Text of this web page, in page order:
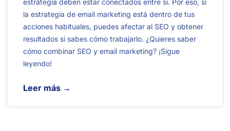
estrategia deben estar conectados entre sí. Por eso, si
la estrategia de email marketing está dentro de tus
acciones habituales, puedes afectar al SEO y obtener
resultados si sabes cómo trabajarlo. ¿Quieres saber
cómo combinar SEO y email marketing? ¡Sigue
leyendo!
Leer más →